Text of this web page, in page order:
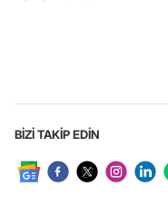
BİZİ TAKİP EDİN